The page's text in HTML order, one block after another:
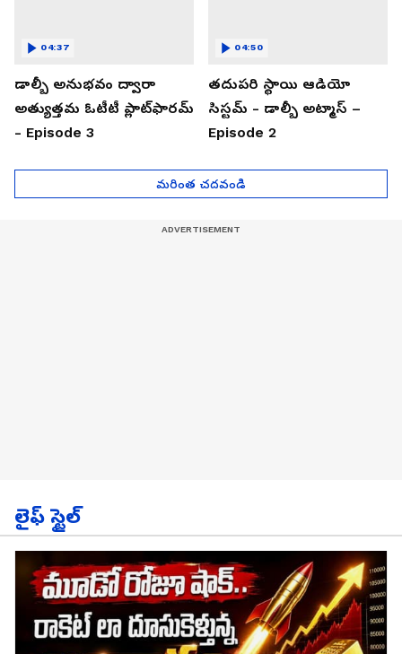
డాల్బీ అనుభవం ద్వారా
అత్యుత్తమ ఓటీటీ ప్లాట్‌ఫారమ్
- Episode 3
04:37
తదుపరి స్థాయి ఆడియో
సిస్టమ్ - డాల్బీ అట్మాస్ –
Episode 2
04:50
మరింత చదవండి
లైఫ్ స్టైల్